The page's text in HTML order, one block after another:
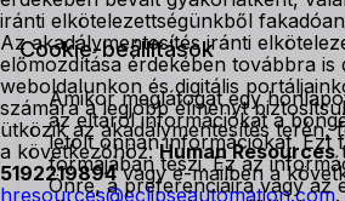
iránti elkötelezettségünkből
Az akadálymentesítés iránti
előmozdítása érdekében továbbra is
weboldalunkon és digitális
számára a legjobb élményt
ütközik az akadálymentesítés terén,
a következőhöz:Human Resources
5192219894vagy e-mailben a
hresources@eclipseautomation.com
Cookie-beállítások
Amikor meglátogat egy
az eltárol információkat a
letölt onnan információkat. Ezt
formájában teszi. Ez az
Önre, a preferenciáira vagy az